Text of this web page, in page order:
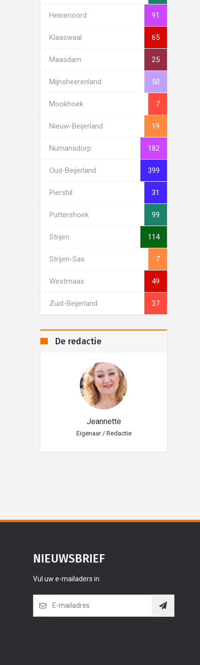
Heinenoord 91
Klaaswaal 65
Maasdam 25
Mijnsheerenland 50
Mookhoek 7
Nieuw-Beijerland 19
Numansdorp 182
Oud-Beijerland 399
Piershil 31
Puttershoek 99
Strijen 114
Strijen-Sas 7
Westmaas 49
Zuid-Beijerland 37
De redactie
Jeannette
Eigenaar / Redactie
NIEUWSBRIEF
Vul uw e-mailaders in